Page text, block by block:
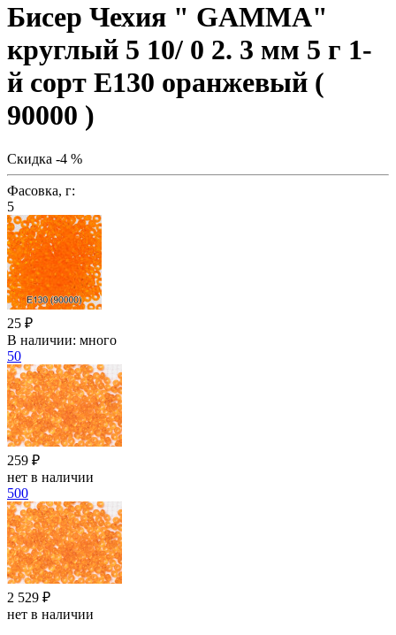
Бисер Чехия " GAMMA"
круглый 5 10/ 0 2. 3 мм 5 г 1-
й сорт E130 оранжевый (
90000 )
Скидка -4 %
Фасовка, г:
5
25 ₽
В наличии: много
50
259 ₽
нет в наличии
500
2 529 ₽
нет в наличии